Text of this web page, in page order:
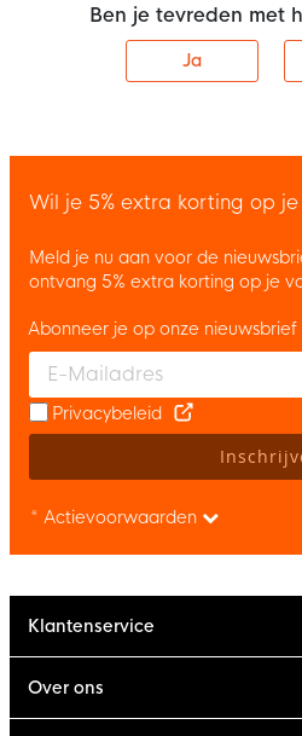
Ben je tevreden met
Ja
Wil je 5% extra korting op
Meld je nu aan voor de
ontvang 5% extra korting op je
Enter your email and accept the
Abonneer je op onze nieuwsbrief
Privacybeleid
* Actievoorwaarden
Klantenservice
Over ons